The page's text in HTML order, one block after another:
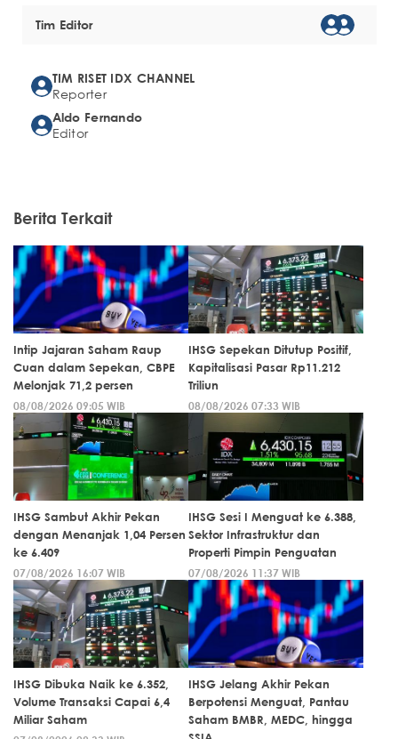
Tim Editor
TIM RISET IDX CHANNEL
Reporter
Aldo Fernando
Editor
Berita Terkait
Intip Jajaran Saham Raup
Cuan dalam Sepekan, CBPE
Melonjak 71,2 persen
08/08/2026 09:05 WIB
IHSG Sepekan Ditutup Positif,
Kapitalisasi Pasar Rp11.212
Triliun
08/08/2026 07:33 WIB
IHSG Sambut Akhir Pekan
dengan Menanjak 1,04 Persen
ke 6.409
07/08/2026 16:07 WIB
IHSG Sesi I Menguat ke 6.388,
Sektor Infrastruktur dan
Properti Pimpin Penguatan
07/08/2026 11:37 WIB
IHSG Dibuka Naik ke 6.352,
Volume Transaksi Capai 6,4
Miliar Saham
IHSG Jelang Akhir Pekan
Berpotensi Menguat, Pantau
Saham BMBR, MEDC, hingga